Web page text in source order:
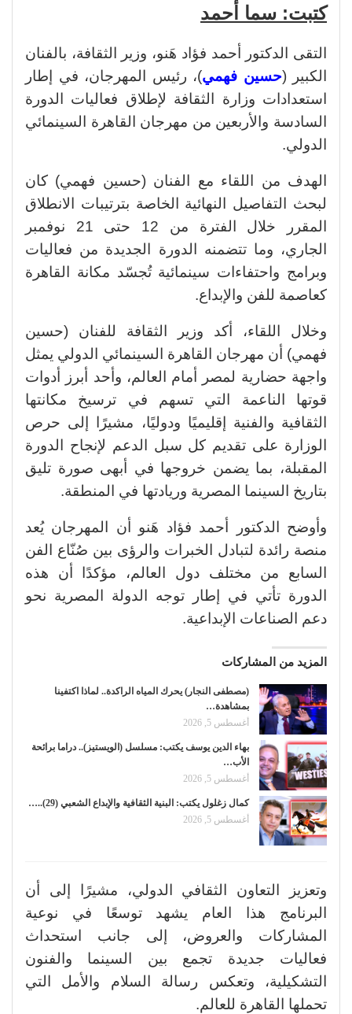
كتبت: سما أحمد
التقى الدكتور أحمد فؤاد هَنو، وزير الثقافة، بالفنان
الكبير (حسين فهمي)، رئيس المهرجان، في إطار
استعدادات وزارة الثقافة لإطلاق فعاليات الدورة
السادسة والأربعين من مهرجان القاهرة السينمائي
الدولي.
الهدف من اللقاء مع الفنان (حسين فهمي) كان
لبحث التفاصيل النهائية الخاصة بترتيبات الانطلاق
المقرر خلال الفترة من 12 حتى 21 نوفمبر
الجاري، وما تتضمنه الدورة الجديدة من فعاليات
وبرامج واحتفاءات سينمائية تُجسّد مكانة القاهرة
كعاصمة للفن والإبداع.
وخلال اللقاء، أكد وزير الثقافة للفنان (حسين
فهمي) أن مهرجان القاهرة السينمائي الدولي يمثل
واجهة حضارية لمصر أمام العالم، وأحد أبرز أدوات
قوتها الناعمة التي تسهم في ترسيخ مكانتها
الثقافية والفنية إقليميًا ودوليًا، مشيرًا إلى حرص
الوزارة على تقديم كل سبل الدعم لإنجاح الدورة
المقبلة، بما يضمن خروجها في أبهى صورة تليق
بتاريخ السينما المصرية وريادتها في المنطقة.
وأوضح الدكتور أحمد فؤاد هَنو أن المهرجان يُعد
منصة رائدة لتبادل الخبرات والرؤى بين صُنّاع الفن
السابع من مختلف دول العالم، مؤكدًا أن هذه
الدورة تأتي في إطار توجه الدولة المصرية نحو
دعم الصناعات الإبداعية.
المزيد من المشاركات
(مصطفى النجار) يحرك المياه الراكدة.. لماذا اكتفينا
بمشاهدة…
أغسطس 5, 2026
بهاء الدين يوسف يكتب: مسلسل (الويستيز).. دراما برائحة
الأب…
أغسطس 5, 2026
كمال زغلول يكتب: البنية الثقافية والإبداع الشعبي (29)..…
أغسطس 5, 2026
وتعزيز التعاون الثقافي الدولي، مشيرًا إلى أن
البرنامج هذا العام يشهد توسعًا في نوعية
المشاركات والعروض، إلى جانب استحداث
فعاليات جديدة تجمع بين السينما والفنون
التشكيلية، وتعكس رسالة السلام والأمل التي
تحملها القاهرة للعالم.